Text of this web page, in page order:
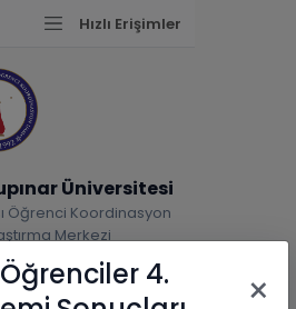
Hızlı Erişimler
Üniversitesi
Öğrenci Koordinasyon
Merkezi
4.
×